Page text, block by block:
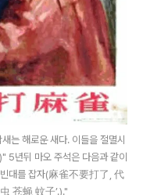
는 해로운 새다. 이들을 절멸시
년뒤 마오 주석은 다음과 같이
빈대를 잡자(麻雀不要打了, 代
,苍蝇,蚊子’.)."